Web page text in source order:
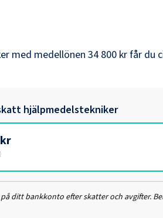
med medellönen 34 800 krfår du
hjälpmedelstekniker
ditt bankkonto efter skatter och avgifter.